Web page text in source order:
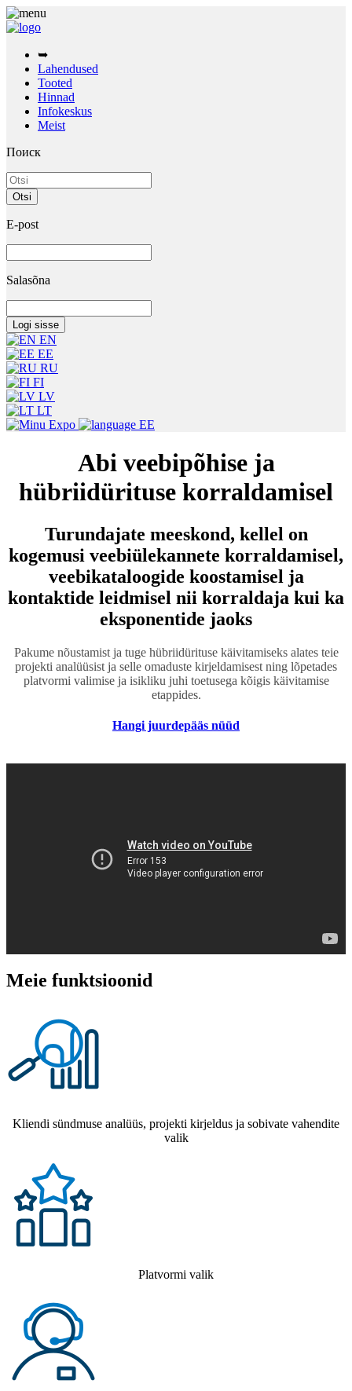
➥
Lahendused
Tooted
Hinnad
Infokeskus
Meist
Поиск
E-post
Salasõna
EN
EE
RU
FI
LV
LT
EE
Abi veebipõhise ja
hübriidürituse korraldamisel
Turundajate meeskond, kellel on
kogemusi veebiülekannete korraldamisel,
veebikataloogide koostamisel ja
kontaktide leidmisel nii korraldaja kui ka
eksponentide jaoks
Pakume nõustamist ja tuge hübriidürituse käivitamiseks alates teie
projekti analüüsist ja selle omaduste kirjeldamisest ning lõpetades
platvormi valimise ja isikliku juhi toetusega kõigis käivitamise
etappides.
Hangi juurdepääs nüüd
Meie funktsioonid
Kliendi sündmuse analüüs, projekti kirjeldus ja sobivate vahendite
valik
Platvormi valik